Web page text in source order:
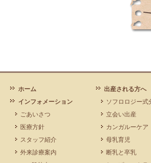
ホーム
インフォメーション
ごあいさつ
医療方針
スタッフ紹介
外来診療案内
出産される方へ
ソフロロジー式
立会い出産
カンガルーケア
母乳育児
断乳と卒乳